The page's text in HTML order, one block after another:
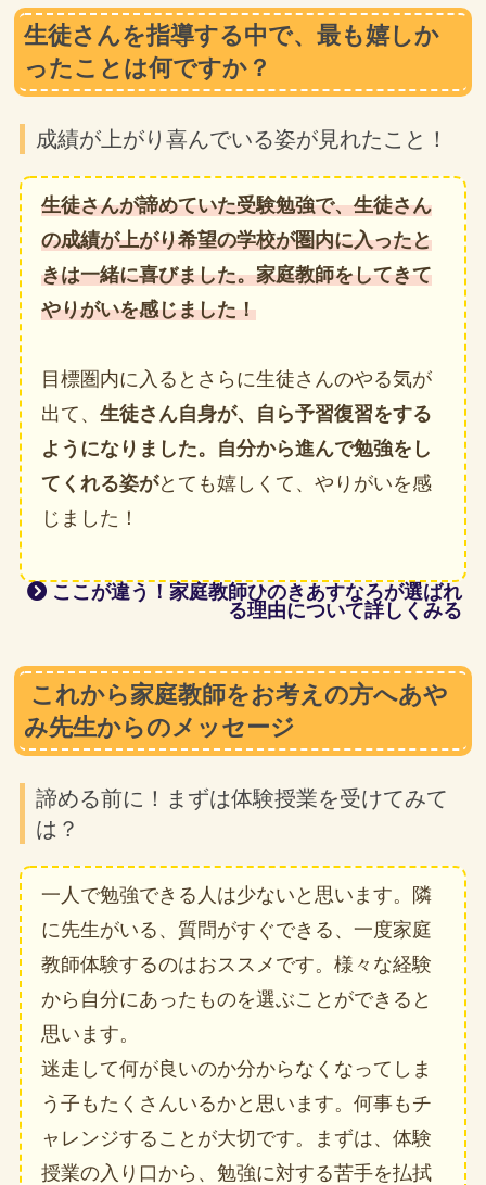
生徒さんを指導する中で、最も嬉しか
ったことは何ですか？
成績が上がり喜んでいる姿が見れたこと！
生徒さんが諦めていた受験勉強で、生徒さん
の成績が上がり希望の学校が圏内に入ったと
きは一緒に喜びました。家庭教師をしてきて
やりがいを感じました！
目標圏内に入るとさらに生徒さんのやる気が
出て、 生徒さん自身が、自ら予習復習をする
ようになりました。自分から進んで勉強をし
てくれる姿がとても嬉しくて、やりがいを感
じました！
ここが違う！家庭教師ひのきあすなろが選ばれ
る理由について詳しくみる
これから家庭教師をお考えの方へあや
み先生からのメッセージ
諦める前に！まずは体験授業を受けてみて
は？
一人で勉強できる人は少ないと思います。隣
に先生がいる、質問がすぐできる、一度家庭
教師体験するのはおススメです。様々な経験
から自分にあったものを選ぶことができると
思います。
迷走して何が良いのか分からなくなってしま
う子もたくさんいるかと思います。何事もチ
ャレンジすることが大切です。まずは、体験
授業の入り口から、勉強に対する苦手を払拭